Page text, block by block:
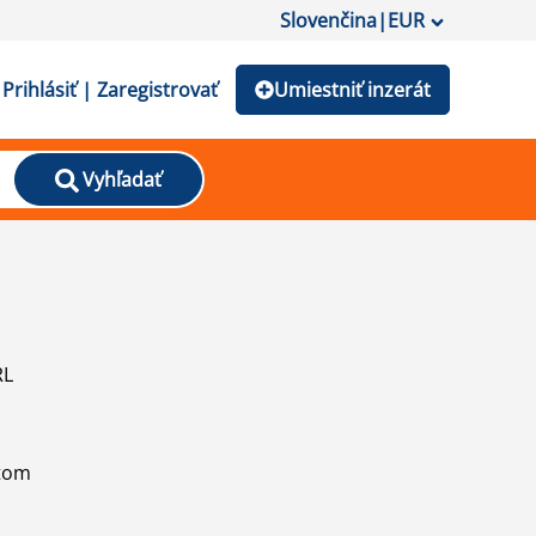
Slovenčina|EUR
Prihlásiť | Zaregistrovať Umiestniť inzerát
Vyhľadať